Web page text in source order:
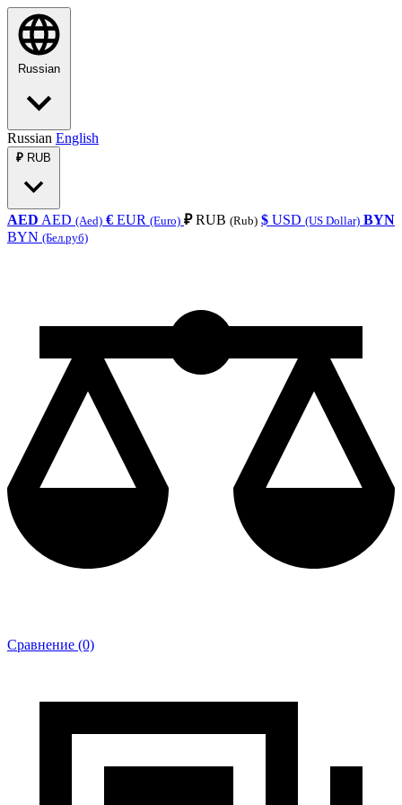
Russian
Russian English
₽ RUB
AED AED (Aed) € EUR (Euro) ₽RUB (Rub) $ USD (US Dollar) BYN
BYN (Бел.руб)
Сравнение (0)